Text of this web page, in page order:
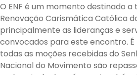
O ENF é um momento destinado
Renovação Carismática Católica
principalmente as lideranças e
convocados para este encontro. É
todas as moções recebidas do
Nacional do Movimento são